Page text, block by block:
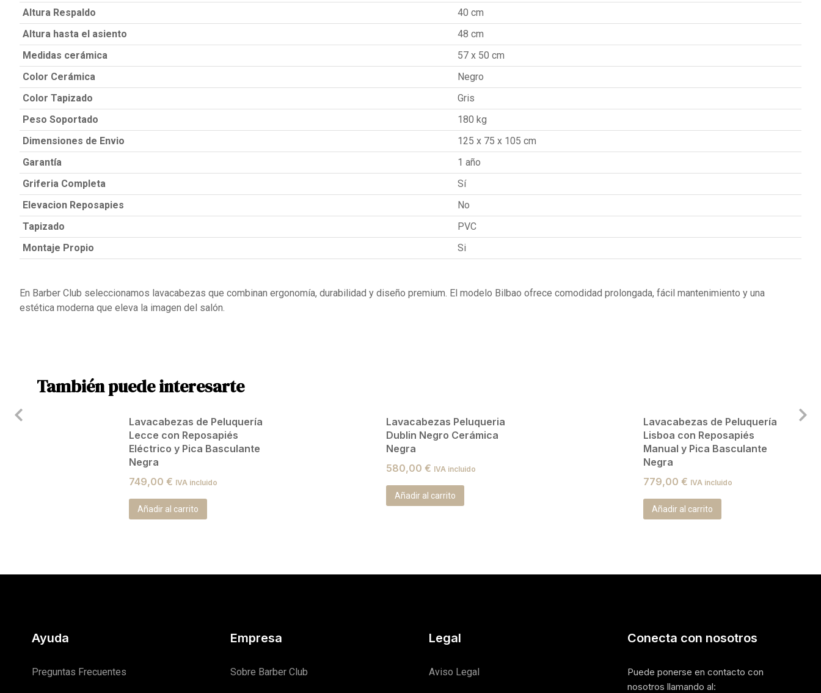
Altura Respaldo
40 cm
Altura hasta el asiento
48 cm
Medidas cerámica
57 x 50 cm
Color Cerámica
Negro
Color Tapizado
Gris
Peso Soportado
180 kg
Dimensiones de Envio
125 x 75 x 105 cm
Garantía
1 año
Griferia Completa
Sí
Elevacion Reposapies
No
Tapizado
PVC
Montaje Propio
Si
En Barber Club seleccionamos lavacabezas que combinan ergonomía, durabilidad y diseño premium. El modelo Bilbao ofrece comodidad prolongada, fácil mantenimiento y una
estética moderna que eleva la imagen del salón.
También puede interesarte
Lavacabezas de Peluquería
Lecce con Reposapiés
Eléctrico y Pica Basculante
Negra
749,00 € IVA incluido
Añadir al carrito
Lavacabezas Peluqueria
Dublin Negro Cerámica
Negra
580,00 € IVA incluido
Añadir al carrito
Lavacabezas de Peluquería
Lisboa con Reposapiés
Manual y Pica Basculante
Negra
779,00€ IVA incluido
Añadir al carrito
Ayuda
Preguntas Frecuentes
Empresa
Sobre Barber Club
Legal
Aviso Legal
Conecta con nosotros
Puede ponerse en contacto con
nosotros llamando al: